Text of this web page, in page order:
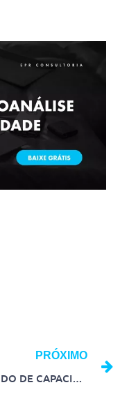
PRÓXIMO
ESTUDO DE CAPACIDADE PRODUTIVA: TUDO O QUE VOCÊ PRECISA SABER